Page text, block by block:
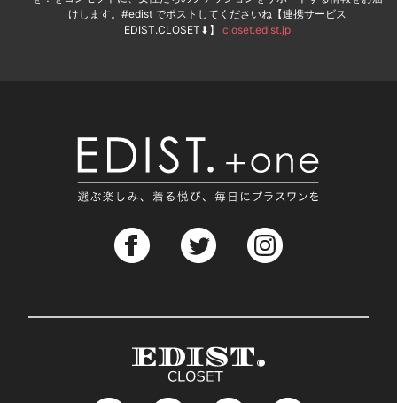
けします。#edist でポストしてくださいね【連携サービス
EDIST.CLOSET⬇︎】 closet.edist.jp